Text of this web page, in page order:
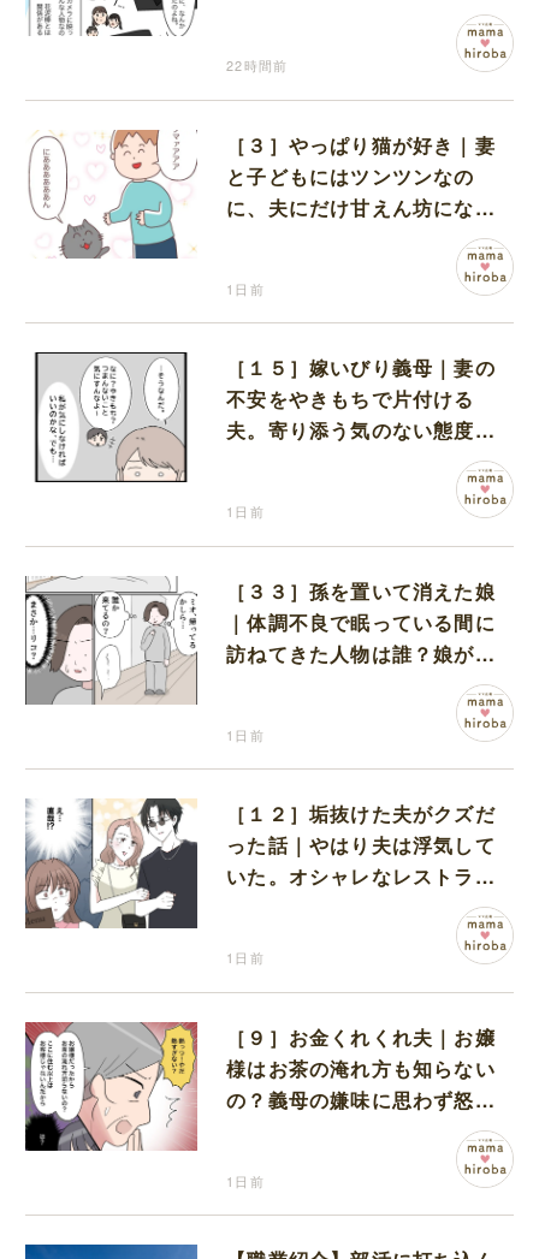
る証拠になるのか期待する
22時間前
［３］やっぱり猫が好き｜妻
と子どもにはツンツンなの
に、夫にだけ甘えん坊になる
1日前
［１５］嫁いびり義母｜妻の
不安をやきもちで片付ける
夫。寄り添う気のない態度に
1日前
［３３］孫を置いて消えた娘
｜体調不良で眠っている間に
訪ねてきた人物は誰？娘が戻
ってきたのかと不安になる
1日前
［１２］垢抜けた夫がクズだ
った話｜やはり夫は浮気して
いた。オシャレなレストラン
1日前
［９］お金くれくれ夫｜お嬢
様はお茶の淹れ方も知らない
の？義母の嫌味に思わず怒り
1日前